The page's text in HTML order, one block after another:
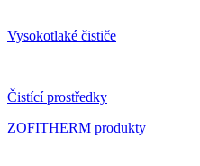
Vysokotlaké čističe
Čistící prostředky
ZOFITHERM produkty